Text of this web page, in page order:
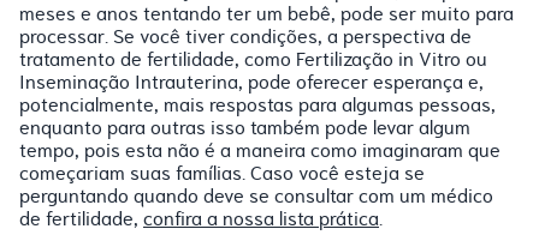
meses e anos tentando ter um bebê, pode ser muito para
processar. Se você tiver condições, a perspectiva de
tratamento de fertilidade, como Fertilização in Vitro ou
Inseminação Intrauterina, pode oferecer esperança e,
potencialmente, mais respostas para algumas pessoas,
enquanto para outras isso também pode levar algum
tempo, pois esta não é a maneira como imaginaram que
começariam suas famílias. Caso você esteja se
perguntando quando deve se consultar com um médico
de fertilidade,confira a nossa lista prática.